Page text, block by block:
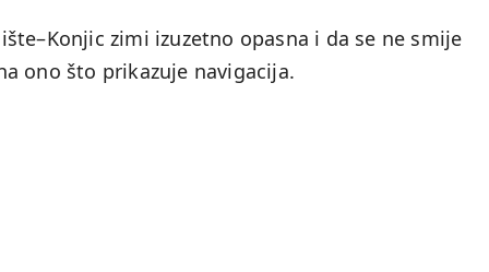
zimi izuzetno opasna i da se ne smije
ono što prikazuje navigacija.